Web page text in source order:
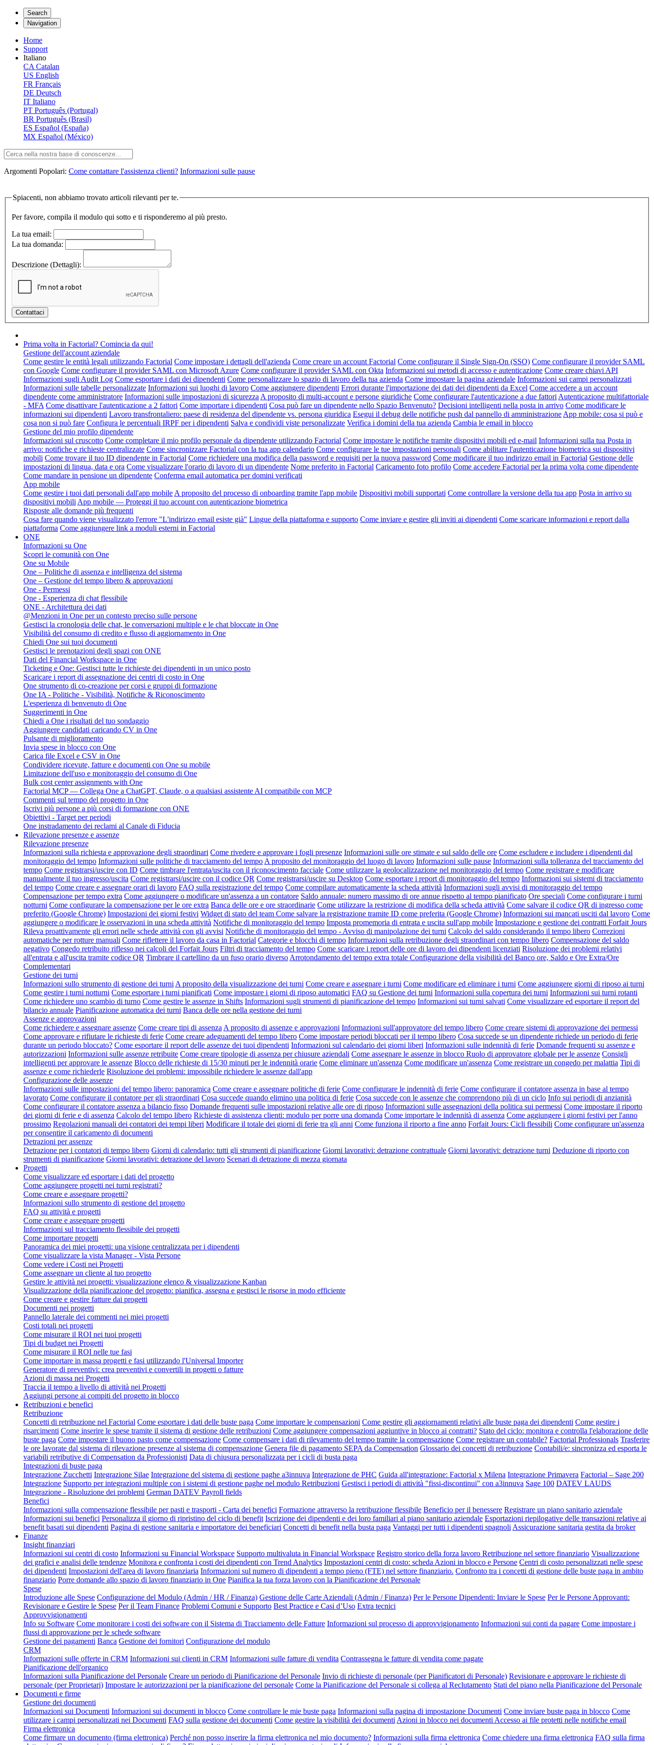
Search
Navigation
Home
Support
Italiano
CA Catalan
US English
FR Français
DE Deutsch
IT Italiano
PT Português (Portugal)
BR Português (Brasil)
ES Español (España)
MX Español (México)
Argomenti Popolari: Come contattare l'assistenza clienti? Informazioni sulle pause
Spiacenti, non abbiamo trovato articoli rilevanti per te.
Per favore, compila il modulo qui sotto e ti risponderemo al più presto.
La tua email:
La tua domanda:
Descrizione (Dettagli):
Prima volta in Factorial? Comincia da qui!
Gestione dell'account aziendale
Come gestire le entità legali utilizzando Factorial Come impostare i dettagli dell'azienda Come creare un account Factorial Come configurare il Single Sign-On (SSO) Come configurare il provider SAML
con Google Come configurare il provider SAML con Microsoft Azure Come configurare il provider SAML con Okta Informazioni sui metodi di accesso e autenticazione Come creare chiavi API
Informazioni sugli Audit Log Come esportare i dati dei dipendenti Come personalizzare lo spazio di lavoro della tua azienda Come impostare la pagina aziendale Informazioni sui campi personalizzati
Informazioni sulle tabelle personalizzate Informazioni sui luoghi di lavoro Come aggiungere dipendenti Errori durante l'importazione dei dati dei dipendenti da Excel Come accedere a un account
dipendente come amministratore Informazioni sulle impostazioni di sicurezza A proposito di multi-account e persone giuridiche Come configurare l'autenticazione a due fattori Autenticazione multifattoriale
- MFA Come disattivare l'autenticazione a 2 fattori Come importare i dipendenti Cosa può fare un dipendente nello Spazio Benvenuto? Decisioni intelligenti nella posta in arrivo Come modificare le
informazioni sui dipendenti Lavoro transfrontaliero: paese di residenza del dipendente vs. persona giuridica Esegui il debug delle notifiche push dal pannello di amministrazione App mobile: cosa si può e
cosa non si può fare Configura le percentuali IRPF per i dipendenti Salva e condividi viste personalizzate Verifica i domini della tua azienda Cambia le email in blocco
Gestione del mio profilo dipendente
Informazioni sul cruscotto Come completare il mio profilo personale da dipendente utilizzando Factorial Come impostare le notifiche tramite dispositivi mobili ed e-mail Informazioni sulla tua Posta in
arrivo: notifiche e richieste centralizzate Come sincronizzare Factorial con la tua app calendario Come configurare le tue impostazioni personali Come abilitare l'autenticazione biometrica sui dispositivi
mobili Come trovare il tuo ID dipendente in Factorial Come richiedere una modifica della password e requisiti per la nuova password Come modificare il tuo indirizzo email in Factorial Gestione delle
impostazioni di lingua, data e ora Come visualizzare l'orario di lavoro di un dipendente Nome preferito in Factorial Caricamento foto profilo Come accedere Factorial per la prima volta come dipendente
Come mandare in pensione un dipendente Conferma email automatica per domini verificati
App mobile
Come gestire i tuoi dati personali dall'app mobile A proposito del processo di onboarding tramite l'app mobile Dispositivi mobili supportati Come controllare la versione della tua app Posta in arrivo su
dispositivi mobili App mobile — Proteggi il tuo account con autenticazione biometrica
Risposte alle domande più frequenti
Cosa fare quando viene visualizzato l'errore "L'indirizzo email esiste già" Lingue della piattaforma e supporto Come inviare e gestire gli inviti ai dipendenti Come scaricare informazioni e report dalla
piattaforma Come aggiungere link a moduli esterni in Factorial
ONE
Informazioni su One
Scopri le comunità con One
One su Mobile
One – Politiche di assenza e intelligenza del sistema
One – Gestione del tempo libero & approvazioni
One - Permessi
One - Esperienza di chat flessibile
ONE - Architettura dei dati
@Menzioni in One per un contesto preciso sulle persone
Gestisci la cronologia delle chat, le conversazioni multiple e le chat bloccate in One
Visibilità del consumo di credito e flusso di aggiornamento in One
Chiedi One sui tuoi documenti
Gestisci le prenotazioni degli spazi con ONE
Dati del Financial Workspace in One
Ticketing e One: Gestisci tutte le richieste dei dipendenti in un unico posto
Scaricare i report di assegnazione dei centri di costo in One
One strumento di co-creazione per corsi e gruppi di formazione
One IA - Politiche - Visibilità, Notifiche & Riconoscimento
L'esperienza di benvenuto di One
Suggerimenti in One
Chiedi a One i risultati del tuo sondaggio
Aggiungere candidati caricando CV in One
Pulsante di miglioramento
Invia spese in blocco con One
Carica file Excel e CSV in One
Condividere ricevute, fatture e documenti con One su mobile
Limitazione dell'uso e monitoraggio del consumo di One
Bulk cost center assignments with One
Factorial MCP — Collega One a ChatGPT, Claude, o a qualsiasi assistente AI compatibile con MCP
Commenti sul tempo del progetto in One
Iscrivi più persone a più corsi di formazione con ONE
Obiettivi - Target per periodi
One instradamento dei reclami al Canale di Fiducia
Rilevazione presenze e assenze
Rilevazione presenze
Informazioni sulla richiesta e approvazione degli straordinari Come rivedere e approvare i fogli presenze Informazioni sulle ore stimate e sul saldo delle ore Come escludere e includere i dipendenti dal
monitoraggio del tempo Informazioni sulle politiche di tracciamento del tempo A proposito del monitoraggio del luogo di lavoro Informazioni sulle pause Informazioni sulla tolleranza del tracciamento del
tempo Come registrarsi/uscire con ID Come timbrare l'entrata/uscita con il riconoscimento facciale Come utilizzare la geolocalizzazione nel monitoraggio del tempo Come registrare e modificare
manualmente il tuo ingresso/uscita Come registrarsi/uscire con il codice QR Come registrarsi/uscire su Desktop Come esportare i report di monitoraggio del tempo Informazioni sui sistemi di tracciamento
del tempo Come creare e assegnare orari di lavoro FAQ sulla registrazione del tempo Come compilare automaticamente la scheda attività Informazioni sugli avvisi di monitoraggio del tempo
Compensazione per tempo extra Come aggiungere o modificare un'assenza a un contatore Saldo annuale: numero massimo di ore annue rispetto al tempo pianificato Ore speciali Come configurare i turni
notturni Come configurare la compensazione per le ore extra Banca delle ore e ore straordinarie Come utilizzare la restrizione di modifica della scheda attività Come salvare il codice QR di ingresso come
preferito (Google Chrome) Impostazioni dei giorni festivi Widget di stato del team Come salvare la registrazione tramite ID come preferita (Google Chrome) Informazioni sui mancati usciti dal lavoro Come
aggiungere o modificare le osservazioni in una scheda attività Notifiche di monitoraggio del tempo Imposta promemoria di entrata e uscita sull'app mobile Impostazione e gestione dei contratti Forfait Jours
Rileva proattivamente gli errori nelle schede attività con gli avvisi Notifiche di monitoraggio del tempo - Avviso di manipolazione dei turni Calcolo del saldo considerando il tempo libero Correzioni
automatiche per rotture manuali Come riflettere il lavoro da casa in Factorial Categorie e blocchi di tempo Informazioni sulla retribuzione degli straordinari con tempo libero Compensazione del saldo
negativo Congedo retribuito riflesso nei calcoli del Forfait Jours Filtri di tracciamento del tempo Come scaricare i report delle ore di lavoro dei dipendenti licenziati Risoluzione dei problemi relativi
all'entrata e all'uscita tramite codice QR Timbrare il cartellino da un fuso orario diverso Arrotondamento del tempo extra totale Configurazione della visibilità del Banco ore, Saldo e Ore Extra/Ore
Complementari
Gestione dei turni
Informazioni sullo strumento di gestione dei turni A proposito della visualizzazione dei turni Come creare e assegnare i turni Come modificare ed eliminare i turni Come aggiungere giorni di riposo ai turni
Come gestire i turni notturni Come esportare i turni pianificati Come impostare i giorni di riposo automatici FAQ su Gestione dei turni Informazioni sulla copertura dei turni Informazioni sui turni rotanti
Come richiedere uno scambio di turno Come gestire le assenze in Shifts Informazioni sugli strumenti di pianificazione del tempo Informazioni sui turni salvati Come visualizzare ed esportare il report del
bilancio annuale Pianificazione automatica dei turni Banca delle ore nella gestione dei turni
Assenze e approvazioni
Come richiedere e assegnare assenze Come creare tipi di assenza A proposito di assenze e approvazioni Informazioni sull'approvatore del tempo libero Come creare sistemi di approvazione dei permessi
Come approvare e rifiutare le richieste di ferie Come creare adeguamenti del tempo libero Come impostare periodi bloccati per il tempo libero Cosa succede se un dipendente richiede un periodo di ferie
durante un periodo bloccato? Come esportare il report delle assenze dei tuoi dipendenti Informazioni sul calendario dei giorni liberi Informazioni sulle indennità di ferie Domande frequenti su assenze e
autorizzazioni Informazioni sulle assenze retribuite Come creare tipologie di assenza per chiusure aziendali Come assegnare le assenze in blocco Ruolo di approvatore globale per le assenze Consigli
intelligenti per approvare le assenze Blocco delle richieste di 15/30 minuti per le indennità orarie Come eliminare un'assenza Come modificare un'assenza Come registrare un congedo per malattia Tipi di
assenze e come richiederle Risoluzione dei problemi: impossibile richiedere le assenze dall'app
Configurazione delle assenze
Informazioni sulle impostazioni del tempo libero: panoramica Come creare e assegnare politiche di ferie Come configurare le indennità di ferie Come configurare il contatore assenza in base al tempo
lavorato Come configurare il contatore per gli straordinari Cosa succede quando elimino una politica di ferie Cosa succede con le assenze che comprendono più di un ciclo Info sui periodi di anzianità
Come configurare il contatore assenza a bilancio fisso Domande frequenti sulle impostazioni relative alle ore di riposo Informazioni sulle assegnazioni della politica sui permessi Come impostare il riporto
dei giorni di ferie e di assenza Calcolo del tempo libero Richieste di assistenza clienti: modulo per porre una domanda Come importare le indennità di assenza Come aggiungere i giorni festivi per l'anno
prossimo Regolazioni manuali dei contatori dei tempi liberi Modificare il totale dei giorni di ferie tra gli anni Come funziona il riporto a fine anno Forfait Jours: Cicli flessibili Come configurare un'assenza
per consentire il caricamento di documenti
Detrazioni per assenze
Detrazione per i contatori di tempo libero Giorni di calendario: tutti gli strumenti di pianificazione Giorni lavorativi: detrazione contrattuale Giorni lavorativi: detrazione turni Deduzione di riporto con
strumenti di pianificazione Giorni lavorativi: detrazione del lavoro Scenari di detrazione di mezza giornata
Progetti
Come visualizzare ed esportare i dati del progetto
Come aggiungere progetti nei turni registrati?
Come creare e assegnare progetti?
Informazioni sullo strumento di gestione del progetto
FAQ su attività e progetti
Come creare e assegnare progetti
Informazioni sul tracciamento flessibile dei progetti
Come importare progetti
Panoramica dei miei progetti: una visione centralizzata per i dipendenti
Come visualizzare la vista Manager - Vista Persone
Come vedere i Costi nei Progetti
Come assegnare un cliente al tuo progetto
Gestire le attività nei progetti: visualizzazione elenco & visualizzazione Kanban
Visualizzazione della pianificazione del progetto: pianifica, assegna e gestisci le risorse in modo efficiente
Come creare e gestire fatture dai progetti
Documenti nei progetti
Pannello laterale dei commenti nei miei progetti
Costi totali nei progetti
Come misurare il ROI nei tuoi progetti
Tipi di budget nei Progetti
Come misurare il ROI nelle tue fasi
Come importare in massa progetti e fasi utilizzando l'Universal Importer
Generatore di preventivi: crea preventivi e convertili in progetti o fatture
Azioni di massa nei Progetti
Traccia il tempo a livello di attività nei Progetti
Aggiungi persone ai compiti del progetto in blocco
Retribuzioni e benefici
Retribuzione
Concetti di retribuzione nel Factorial Come esportare i dati delle buste paga Come importare le compensazioni Come gestire gli aggiornamenti relativi alle buste paga dei dipendenti Come gestire i
risarcimenti Come inserire le spese tramite il sistema di gestione delle retribuzioni Come aggiungere compensazioni aggiuntive in blocco ai contratti? Stato del ciclo: monitora e controlla l'elaborazione delle
buste paga Come impostare il buono pasto come compensazione Come compensare i dati di rilevamento del tempo tramite la compensazione Come registrare un contabile? Factorial Professionals Trasferire
le ore lavorate dal sistema di rilevazione presenze al sistema di compensazione Genera file di pagamento SEPA da Compensation Glossario dei concetti di retribuzione Contabili/e: sincronizza ed esporta le
variabili retributive di Compensation da Professionisti Data di chiusura personalizzata per i cicli di busta paga
Integrazioni di buste paga
Integrazione Zucchetti Integrazione Silae Integrazione del sistema di gestione paghe a3innuva Integrazione de PHC Guida all'integrazione: Factorial x Milena Integrazione Primavera Factorial – Sage 200
Integrazione Supporto per integrazioni multiple con i sistemi di gestione paghe nel modulo Retribuzioni Gestisci i periodi di attività "fissi-discontinui" con a3innuva Sage 100 DATEV LAUDS
Integrazione - Risoluzione dei problemi German DATEV Payroll fields
Benefici
Informazioni sulla compensazione flessibile per pasti e trasporti - Carta dei benefici Formazione attraverso la retribuzione flessibile Beneficio per il benessere Registrare un piano sanitario aziendale
Informazioni sui benefici Personalizza il giorno di ripristino del ciclo di benefit Iscrizione dei dipendenti e dei loro familiari al piano sanitario aziendale Esportazioni riepilogative delle transazioni relative ai
benefit basati sui dipendenti Pagina di gestione sanitaria e importatore dei beneficiari Concetti di benefit nella busta paga Vantaggi per tutti i dipendenti spagnoli Assicurazione sanitaria gestita da broker
Finanze
Insight finanziari
Informazioni sui centri di costo Informazioni su Financial Workspace Supporto multivaluta in Financial Workspace Registro storico della forza lavoro Retribuzione nel settore finanziario Visualizzazione
dei grafici e analisi delle tendenze Monitora e confronta i costi dei dipendenti con Trend Analytics Impostazioni centri di costo: scheda Azioni in blocco e Persone Centri di costo personalizzati nelle spese
dei dipendenti Impostazioni dell'area di lavoro finanziaria Informazioni sul numero di dipendenti a tempo pieno (FTE) nel settore finanziario. Confronto tra i concetti di gestione delle buste paga in ambito
finanziario Porre domande allo spazio di lavoro finanziario in One Pianifica la tua forza lavoro con la Pianificazione del Personale
Spese
Introduzione alle Spese Configurazione del Modulo (Admin / HR / Finanza) Gestione delle Carte Aziendali (Admin / Finanza) Per le Persone Dipendenti: Inviare le Spese Per le Persone Approvanti:
Revisionare e Gestire le Spese Per il Team Finance Problemi Comuni e Supporto Best Practice e Casi d’Uso Extra tecnici
Approvvigionamenti
Info su Software Come monitorare i costi dei software con il Sistema di Tracciamento delle Fatture Informazioni sul processo di approvvigionamento Informazioni sui conti da pagare Come impostare i
flussi di approvazione per le schede software
Gestione dei pagamenti Banca Gestione dei fornitori Configurazione del modulo
CRM
Informazioni sulle offerte in CRM Informazioni sui clienti in CRM Informazioni sulle fatture di vendita Contrassegna le fatture di vendita come pagate
Pianificazione dell'organico
Informazioni sulla Pianificazione del Personale Creare un periodo di Pianificazione del Personale Invio di richieste di personale (per Pianificatori di Personale) Revisionare e approvare le richieste di
personale (per Proprietari) Impostare le autorizzazioni per la pianificazione del personale Come la Pianificazione del Personale si collega al Reclutamento Stati del piano nella Pianificazione del Personale
Documenti e firme
Gestione dei documenti
Informazioni sui Documenti Informazioni sui documenti in blocco Come controllare le mie buste paga Informazioni sulla pagina di impostazione Documenti Come inviare buste paga in blocco Come
utilizzare i campi personalizzati nei Documenti FAQ sulla gestione dei documenti Come gestire la visibilità dei documenti Azioni in blocco nei documenti Accesso ai file protetti nelle notifiche email
Firma elettronica
Come firmare un documento (firma elettronica) Perché non posso inserire la firma elettronica nel mio documento? Informazioni sulla firma elettronica Come chiedere una firma elettronica FAQ sulla firma